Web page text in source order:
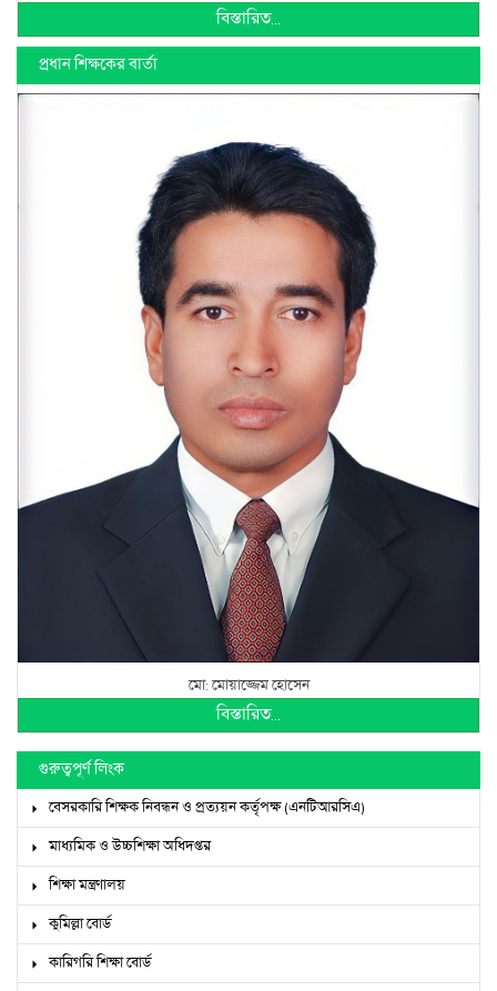
বিস্তারিত...
প্রধান শিক্ষকের বার্তা
মো: মোয়াজ্জেম হোসেন
বিস্তারিত...
গুরুত্বপূর্ণ লিংক
বেসরকারি শিক্ষক নিবন্ধন ও প্রত্যয়ন কর্তৃপক্ষ (এনটিআরসিএ)
মাধ্যমিক ও উচ্চশিক্ষা অধিদপ্তর
শিক্ষা মন্ত্রণালয়
কুমিল্লা বোর্ড
কারিগরি শিক্ষা বোর্ড